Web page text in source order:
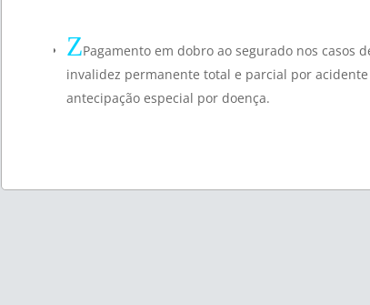
ZPagamento em dobro ao segurado nos casos
invalidez permanente total e parcial por acidente
antecipação especial por doença.